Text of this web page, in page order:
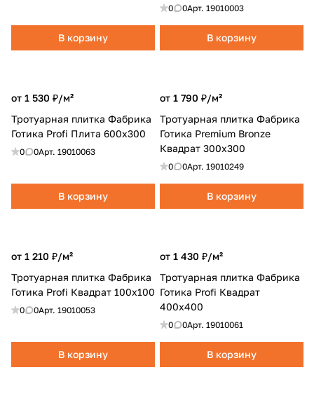
В корзину
0 0Арт. 19010003
В корзину
от 1 530 ₽/м²
Тротуарная плитка Фабрика
Готика Profi Плита 600x300
0 0Арт. 19010063
В корзину
от 1 790 ₽/м²
Тротуарная плитка Фабрика
Готика Premium Bronze
Квадрат 300x300
0 0Арт. 19010249
В корзину
от 1 210 ₽/м²
Тротуарная плитка Фабрика
Готика Profi Квадрат 100x100
0 0Арт. 19010053
В корзину
от 1 430 ₽/м²
Тротуарная плитка Фабрика
Готика Profi Квадрат
400x400
0 0Арт. 19010061
В корзину